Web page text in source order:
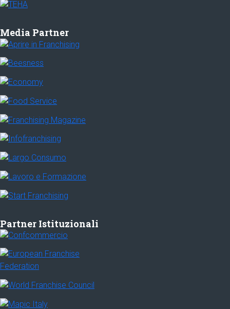
Media Partner
Partner Istituzionali